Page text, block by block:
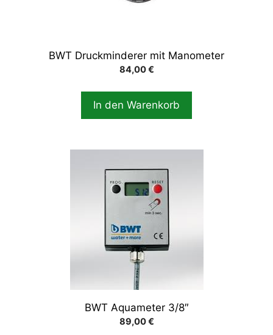
BWT Druckminderer mit Manometer
84,00€
In den Warenkorb
BWT Aquameter 3/8″
89,00€